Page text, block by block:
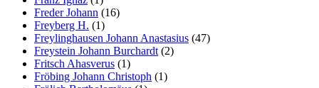
Freder Johann (16)
Freyberg H. (1)
Freylinghausen Johann Anastasius (47)
Freystein Johann Burchardt (2)
Fritsch Ahasverus (1)
Fröbing Johann Christoph (1)